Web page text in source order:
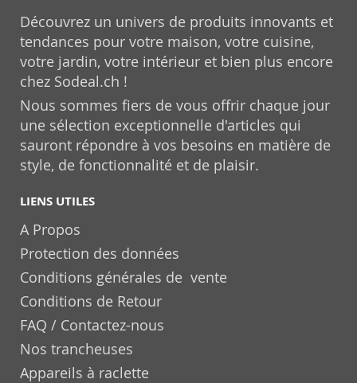
Découvrez un univers de produits innovants et
tendances pour votre maison, votre cuisine,
votre jardin, votre intérieur et bien plus encore
chez Sodeal.ch !
Nous sommes fiers de vous offrir chaque jour
une sélection exceptionnelle d'articles qui
sauront répondre à vos besoins en matière de
style, de fonctionnalité et de plaisir.
LIENS UTILES
A Propos
Protection des données
Conditions générales de vente
Conditions de Retour
FAQ / Contactez-nous
Nos trancheuses
Appareils à raclette